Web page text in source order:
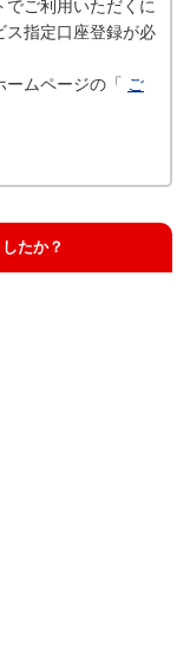
ご利用いただくに
ス指定口座登録が必
ムページの「 ご
たか？